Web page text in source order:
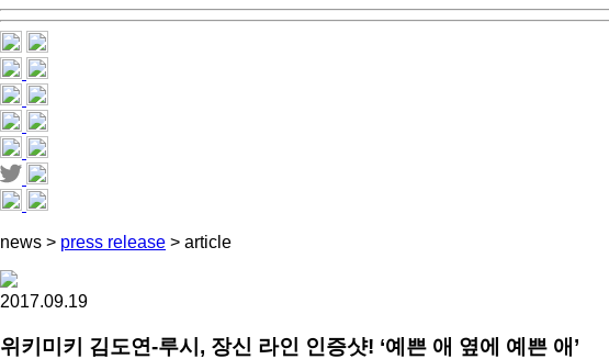
news > press release > article
2017.09.19
위키미키 김도연-루시, 장신 라인 인증샷! ‘예쁜 애 옆에 예쁜 애’